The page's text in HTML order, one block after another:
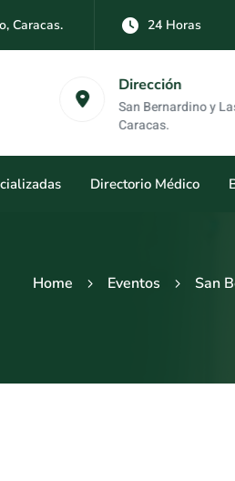
Caracas. 24 Horas
24 Horas
Dirección
San Bernardino y Las Mercedes
Directorio Médico
Home Eventos San